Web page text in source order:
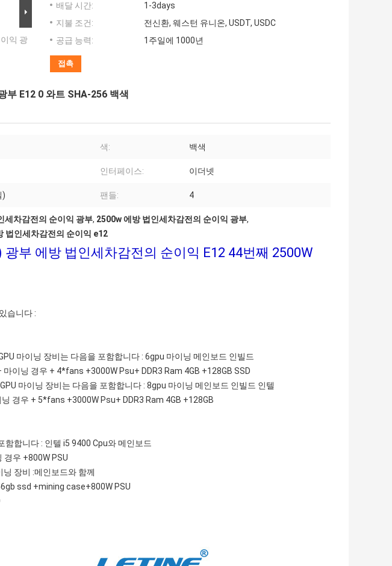
익 광
배달 시간:
1-3days
지불 조건:
전신환, 웨스턴 유니온, USDT, USDC
공급 능력:
1주일에 1000년
접촉
부 E12 0 와트 SHA-256 백색
색: 백색
인터페이스: 이더넷
) 팬들: 4
세차감전의 순이익 광부, 2500w 에방 법인세차감전의 순이익 광부,
법인세차감전의 순이익 e12
부 에방 법인세차감전의 순이익 E12 44번째 2500W
습니다 :
마이닝 장비는 다음을 포함합니다 : 6gpu 마이닝 메인보드 인빌드
이닝 경우 + 4*fans +3000W Psu+ DDR3 Ram 4GB +128GB SSD
마이닝 장비는 다음을 포함합니다 : 8gpu 마이닝 메인보드 인빌드 인텔
경우 + 5*fans +3000W Psu+ DDR3 Ram 4GB +128GB
함합니다 : 인텔 i5 9400 Cpu와 메인보드
경우 +800W PSU
장비 :메인보드와 함께
ssd +mining case+800W PSU